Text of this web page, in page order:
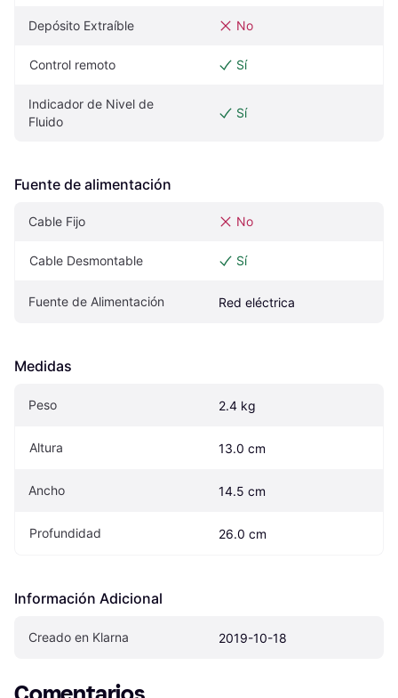
Depósito Extraíble No
Control remoto Sí
Indicador de Nivel de
Fluido
Sí
Fuente de alimentación
Cable Fijo No
Cable Desmontable Sí
Fuente de Alimentación Red eléctrica
Medidas
Peso 2.4 kg
Altura 13.0 cm
Ancho 14.5 cm
Profundidad 26.0 cm
Información Adicional
Creado en Klarna 2019-10-18